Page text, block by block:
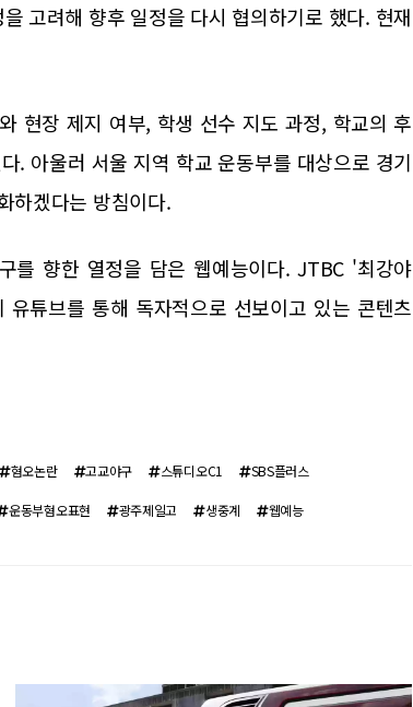
고려해 향후 일정을 다시 협의하기로 했다. 현재
현장 제지 여부, 학생 선수 지도 과정, 학교의 후
. 아울러 서울 지역 학교 운동부를 대상으로 경기
하겠다는 방침이다.
를 향한 열정을 담은 웹예능이다. JTBC '최강야
튜브를 통해 독자적으로 선보이고 있는 콘텐츠
혐오논란 고교야구 스튜디오C1 SBS플러스
운동부혐오표현 광주제일고 생중계 웹예능